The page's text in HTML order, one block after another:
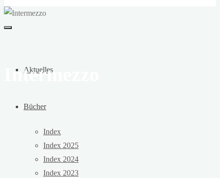
Aktuelles
Bücher
Index
Index 2025
Index 2024
Index 2023
Intermezzo